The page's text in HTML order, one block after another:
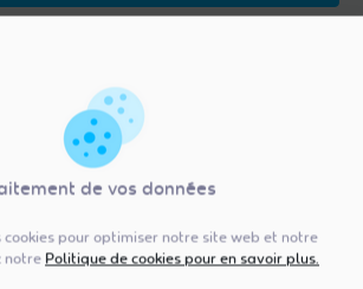
de vos données
cookies pour optimiser notre site web et notre
notre Politique de cookies pour en savoir plus.
TV faite pour
pour équiper…